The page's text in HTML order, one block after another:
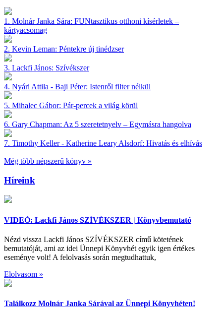
1. Molnár Janka Sára: FUNtasztikus otthoni kísérletek –
kártyacsomag
2. Kevin Leman: Péntekre új tinédzser
3. Lackfi János: Szívékszer
4. Nyári Attila - Baji Péter: Istenről filter nélkül
5. Mihalec Gábor: Pár-percek a világ körül
6. Gary Chapman: Az 5 szeretetnyelv – Egymásra hangolva
7. Timothy Keller - Katherine Leary Alsdorf: Hivatás és elhívás
Még több népszerű könyv »
Híreink
VIDEÓ: Lackfi János SZÍVÉKSZER | Könyvbemutató
Nézd vissza Lackfi János SZÍVÉKSZER című kötetének
bemutatóját, ami az idei Ünnepi Könyvhét egyik igen értékes
eseménye volt! A felolvasás során megtudhattuk,
Elolvasom »
Találkozz Molnár Janka Sárával az Ünnepi Könyvhéten!